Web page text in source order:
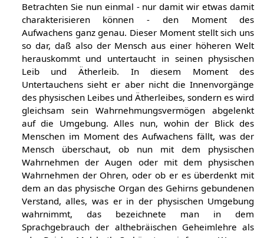
Betrachten Sie nun einmal - nur damit wir etwas damit
charakterisieren können - den Moment des
Aufwachens ganz genau. Dieser Moment stellt sich uns
so dar, daß also der Mensch aus einer höheren Welt
herauskommt und untertaucht in seinen physischen
Leib und Ätherleib. In diesem Moment des
Untertauchens sieht er aber nicht die Innenvorgänge
des physischen Leibes und Ätherleibes, sondern es wird
gleichsam sein Wahrnehmungsvermögen abgelenkt
auf die Umgebung. Alles nun, wohin der Blick des
Menschen im Moment des Aufwachens fällt, was der
Mensch überschaut, ob nun mit dem physischen
Wahrnehmen der Augen oder mit dem physischen
Wahrnehmen der Ohren, oder ob er es überdenkt mit
dem an das physische Organ des Gehirns gebundenen
Verstand, alles, was er in der physischen Umgebung
wahrnimmt, das bezeichnete man in dem
Sprachgebrauch der althebräischen Geheimlehre als